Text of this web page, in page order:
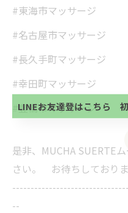
#東海市マッサージ
#名古屋市マッサージ
#長久手町マッサージ
#幸田町マッサージ
#豊橋市マッサージ
是非、MUCHA SUERTE
さい。 お待ちしておりま
--
当サロンの公式LINE@
初回 500円OFFさせて
方、不必要な方 お手数
い。
LINEお友達登はこちら
初回 500円OFFさせて
い。
LINEお友達登はこちら